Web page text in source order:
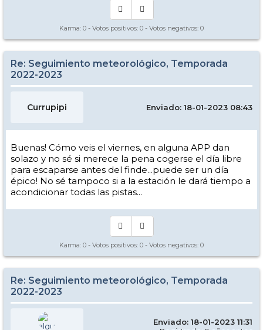
Karma: 0 - Votos positivos: 0 - Votos negativos: 0
Re: Seguimiento meteorológico, Temporada
2022-2023
Currupipi Enviado: 18-01-2023 08:43
Buenas! Cómo veis el viernes, en alguna APP dan
solazo y no sé si merece la pena cogerse el día libre
para escaparse antes del finde...puede ser un día
épico! No sé tampoco si a la estación le dará tiempo a
acondicionar todas las pistas...
Karma: 0 - Votos positivos: 0 - Votos negativos: 0
Re: Seguimiento meteorológico, Temporada
2022-2023
Enviado: 18-01-2023 11:31